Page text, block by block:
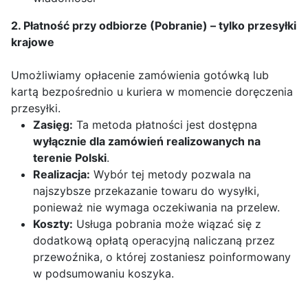
2. Płatność przy odbiorze (Pobranie) – tylko przesyłki
krajowe
Umożliwiamy opłacenie zamówienia gotówką lub
kartą bezpośrednio u kuriera w momencie doręczenia
przesyłki.
Zasięg: Ta metoda płatności jest dostępna
wyłącznie dla zamówień realizowanych na
terenie Polski.
Realizacja: Wybór tej metody pozwala na
najszybsze przekazanie towaru do wysyłki,
ponieważ nie wymaga oczekiwania na przelew.
Koszty: Usługa pobrania może wiązać się z
dodatkową opłatą operacyjną naliczaną przez
przewoźnika, o której zostaniesz poinformowany
w podsumowaniu koszyka.